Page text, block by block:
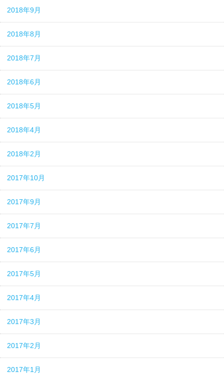
2018年9月
2018年8月
2018年7月
2018年6月
2018年5月
2018年4月
2018年2月
2017年10月
2017年9月
2017年7月
2017年6月
2017年5月
2017年4月
2017年3月
2017年2月
2017年1月